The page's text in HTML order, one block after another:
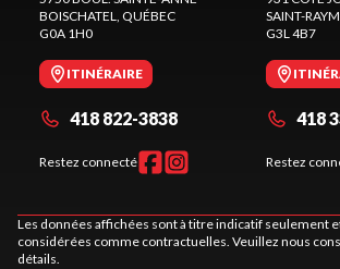
BOISCHATEL, QUÉBEC
G0A 1H0
ITINÉRAIRE
418 822-3838
Restez connecté
SAINT-
G3L 4B7
418
Restez
Les données affichées sont à titre indicatif seulement
considérées comme contractuelles. Veuillez nous
détails.